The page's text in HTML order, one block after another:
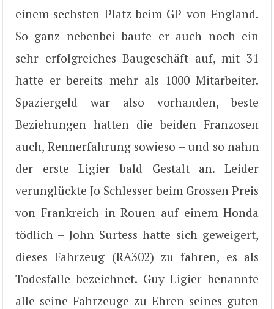
einem sechsten Platz beim GP von England.
So ganz nebenbei baute er auch noch ein
sehr erfolgreiches Baugeschäft auf, mit 31
hatte er bereits mehr als 1000 Mitarbeiter.
Spaziergeld war also vorhanden, beste
Beziehungen hatten die beiden Franzosen
auch, Rennerfahrung sowieso – und so nahm
der erste Ligier bald Gestalt an. Leider
verunglückte Jo Schlesser beim Grossen Preis
von Frankreich in Rouen auf einem Honda
tödlich – John Surtess hatte sich geweigert,
dieses Fahrzeug (RA302) zu fahren, es als
Todesfalle bezeichnet. Guy Ligier benannte
alle seine Fahrzeuge zu Ehren seines guten